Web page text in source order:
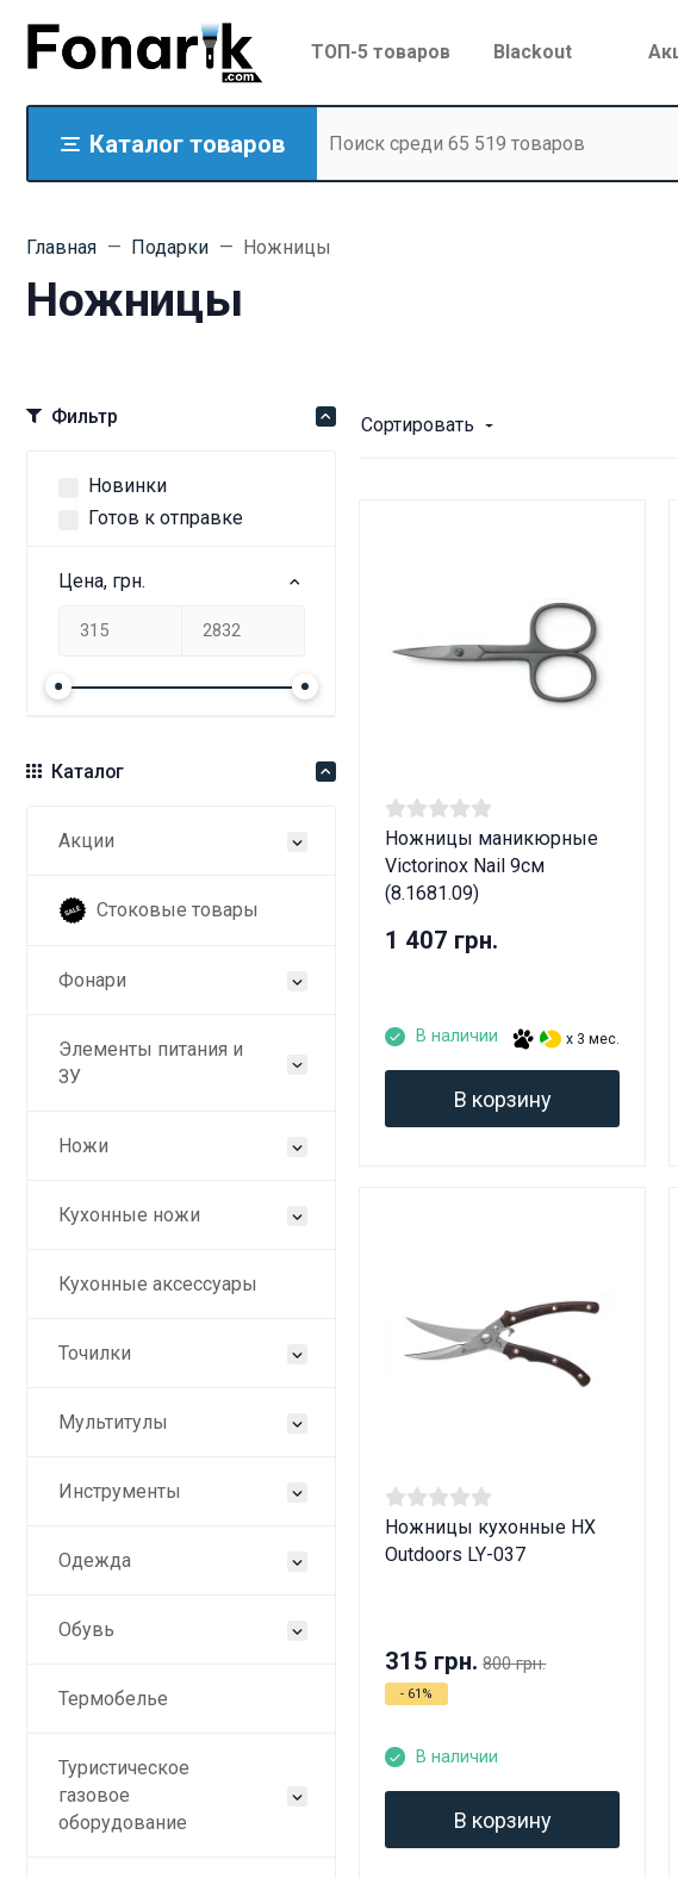
ТОП-5 товаров Blackout
Каталог товаров
Главная Подарки Ножницы
Ножницы
Фильтр
Новинки
Готов к отправке
Цена, грн.
Каталог
Акции
Стоковые товары
Фонари
Элементы питания и
ЗУ
Ножи
Кухонные ножи
Кухонные аксессуары
Точилки
Мультитулы
Инструменты
Одежда
Обувь
Термобелье
Туристическое
газовое
оборудование
Сортировать
Ножницы маникюрные
Victorinox Nail 9см
(8.1681.09)
1 407 грн.
В наличии x 3 мес.
В корзину
Ножницы кухонные HX
Outdoors LY-037
315 грн. 800 грн.
- 61%
В наличии
В корзину